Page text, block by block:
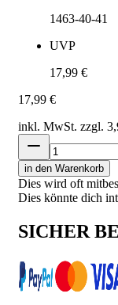
1463-40-41
UVP
17,99 €
17,99 €
inkl. MwSt. zzgl.
in den Warenkorb
Dies wird oft
Dies könnte dich
SICHER